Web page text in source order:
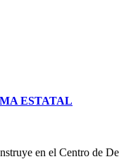
ESTATAL
en el Centro de